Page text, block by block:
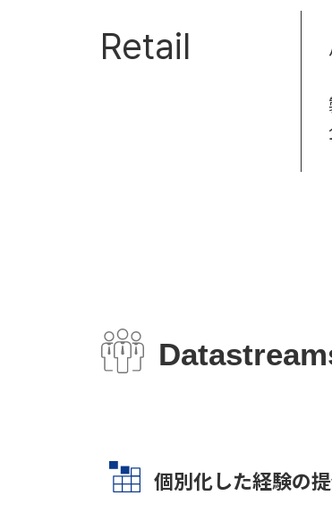
Retail
個別化した経験の